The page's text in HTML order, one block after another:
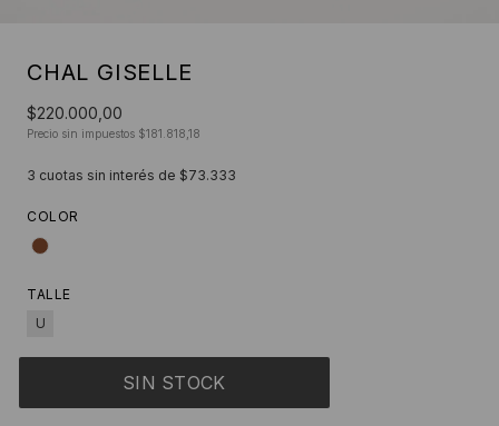
CHAL GISELLE
$220.000,00
Precio sin impuestos $181.818,18
3 cuotas sin interés de $73.333
COLOR
TALLE
U